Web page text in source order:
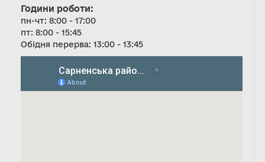
Години роботи:
пн-чт: 8:00 - 17:00
пт: 8:00 - 15:45
Обідня перерва: 13:00 - 13:45